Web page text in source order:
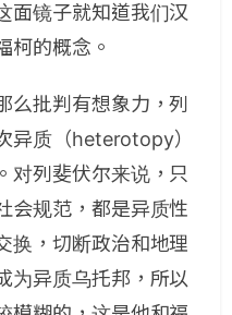
面镜子就知道我们汉
柯的概念。
么批判有想象力，列
异质（heterotopy）
对列斐伏尔来说，只
会规范，都是异质性
换，切断政治和地理
为异质乌托邦，所以